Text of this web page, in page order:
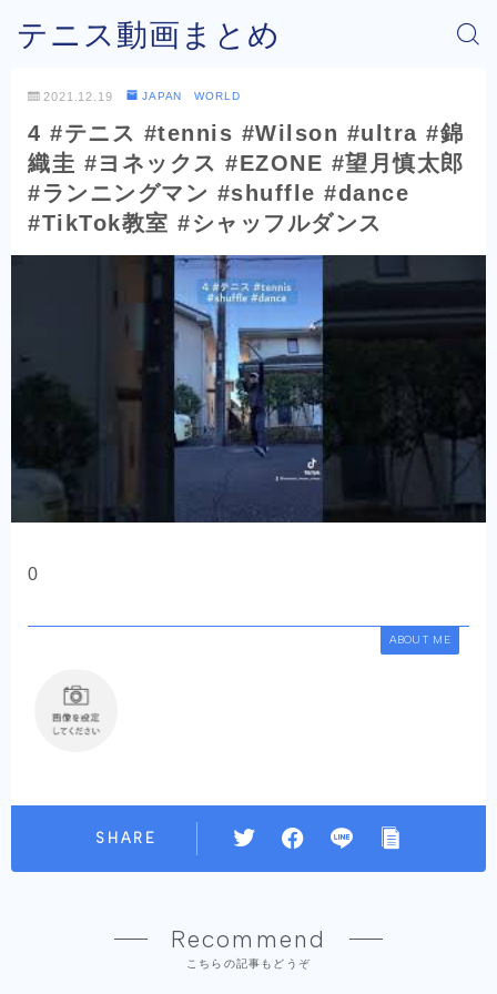
テニス動画まとめ
2021.12.19 JAPAN WORLD
4 #テニス #tennis #Wilson #ultra #錦
織圭 #ヨネックス #EZONE #望月慎太郎
#ランニングマン #shuffle #dance
#TikTok教室 #シャッフルダンス
0
ABOUT ME
SHARE
Recommend
こちらの記事もどうぞ